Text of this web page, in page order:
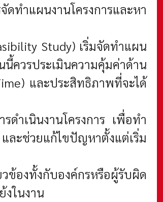
ทำแผนงานโครงการและหา
Study) เริ่มจัดทำแผน
ควรประเมินความคุ้มค่าด้าน
และประสิทธิภาพที่จะได้
ดำเนินงานโครงการ เพื่อทำ
ละช่วยแก้ไขปัญหาตั้งแต่เริ่ม
ข้องทั้งกับองค์กรหรือผู้รับผิด
ในงาน